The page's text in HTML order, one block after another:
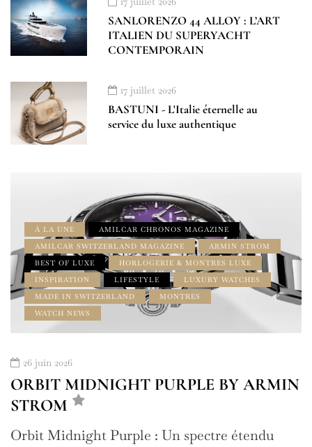
SANLORENZO 44 ALLOY : L’ART
ITALIEN DU SUPERYACHT
CONTEMPORAIN
17 juillet 2026
BASTUNI - L'Italie éternelle au
service du luxe authentique
À LA UNE
AMILCAR CHRONOS MAGAZINE
AMILCAR SWITZERLAND MAGAZINE
ARMIN STROM
BEST OF LUXE
HORLOGERIE & MONTRES LUXE
INSPIRATION
LIFESTYLE
LUXURY WATCHES
MADE IN SWITZERLAND
MONTRES
WATCH NEWS
26 juin 2026
ORBIT MIDNIGHT PURPLE BY ARMIN
STROM
Orbit Midnight Purple : Un spectre étendu